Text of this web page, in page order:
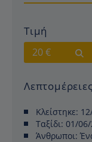
Τιμή
20 €
Κλείστηκε:
Ταξίδι: 01/06/
Άνθρωποι: